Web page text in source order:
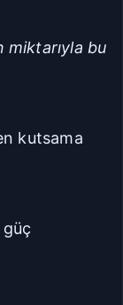
miktarıyla bu
kutsama